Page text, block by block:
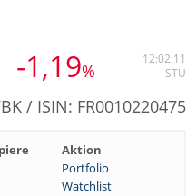
-1,19%
12:02:11
STU
/ ISIN: FR0010220475
Aktion
Portfolio
Watchlist